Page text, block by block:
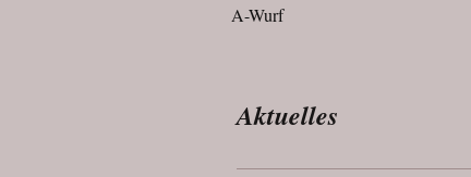
A-Wurf
Aktuelles